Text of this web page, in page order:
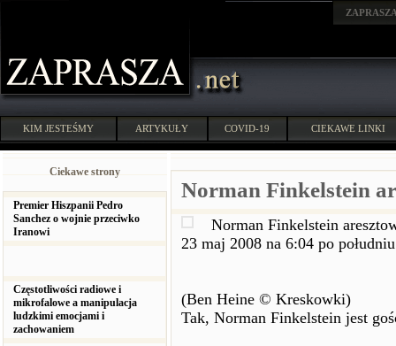
KIM JESTEŚMY ARTYKUŁY COVID-19 CIEKAWE LINKI
Ciekawe strony
Premier Hiszpanii Pedro
Sanchez o wojnie przeciwko
Iranowi
Częstotliwości radiowe i
mikrofalowe a manipulacja
ludzkimi emocjami i
zachowaniem
Norman Finkelstein
Norman Finkelstein
23 maj 2008 na 6:04 po południu
(Ben Heine © Kreskowki)
Tak, Norman Finkelstein jest